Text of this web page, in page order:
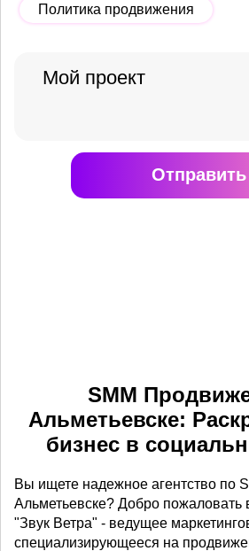
Политика продвижения
Отправить
SMM
Альметьевске:
бизнес в
Вы ищете надежное агентство по
Альметьевске? Добро пожаловать
"Звук Ветра" - ведущее
специализирующееся на